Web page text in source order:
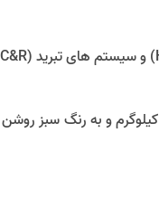
بی رنگ، غیرقابل اشتعال و نسبتا بی بو می باشد و جزو گازهای گلخانه ای محسوب می شود و در سیلندر کپسول هایی